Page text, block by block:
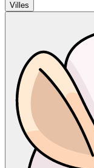
Villes